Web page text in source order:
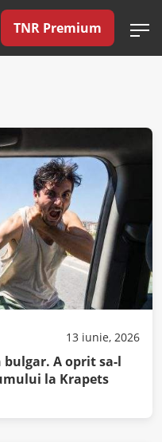
TNR Premium
13 iunie, 2026
A oprit sa-l
la Krapets